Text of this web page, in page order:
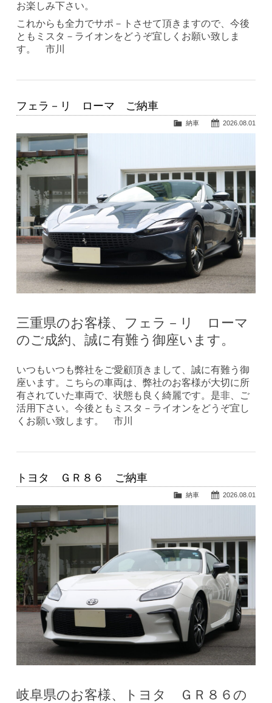
お楽しみ下さい。
これからも全力でサポ－トさせて頂きますので、今後
ともミスタ－ライオンをどうぞ宜しくお願い致しま
す。 市川
フェラ－リ ローマ ご納車
2026.08.01
納車
三重県のお客様、フェラ－リ ローマ
のご成約、誠に有難う御座います。
いつもいつも弊社をご愛顧頂きまして、誠に有難う御
座います。こちらの車両は、弊社のお客様が大切に所
有されていた車両で、状態も良く綺麗です。是非、ご
活用下さい。今後ともミスタ－ライオンをどうぞ宜し
くお願い致します。 市川
トヨタ ＧＲ８６ ご納車
2026.08.01
納車
岐阜県のお客様、トヨタ ＧＲ８６の